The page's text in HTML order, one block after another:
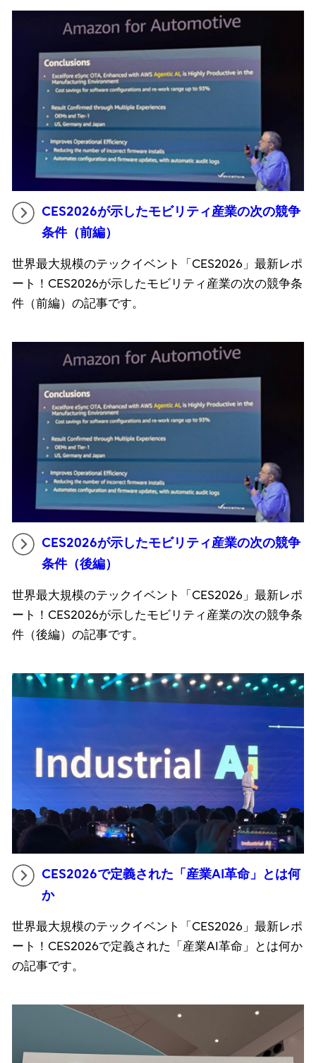
CES2026が示したモビリティ産業の次の競争
条件（前編）
世界最大規模のテックイベント「CES2026」最新レポ
ート！CES2026が示したモビリティ産業の次の競争条
件（前編）の記事です。
CES2026が示したモビリティ産業の次の競争
条件（後編）
世界最大規模のテックイベント「CES2026」最新レポ
ート！CES2026が示したモビリティ産業の次の競争条
件（後編）の記事です。
CES2026で定義された「産業AI革命」とは何
か
世界最大規模のテックイベント「CES2026」最新レポ
ート！CES2026で定義された「産業AI革命」とは何か
の記事です。